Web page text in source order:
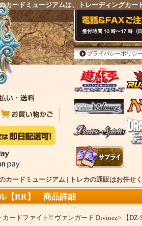
ードミュージアムは、トレーディングカー
プライバシーポリシ
ードミュージアム | トレカの通販はお任せく
【RR】 商品詳細
カードファイト!! ヴァンガード Divinez>
【